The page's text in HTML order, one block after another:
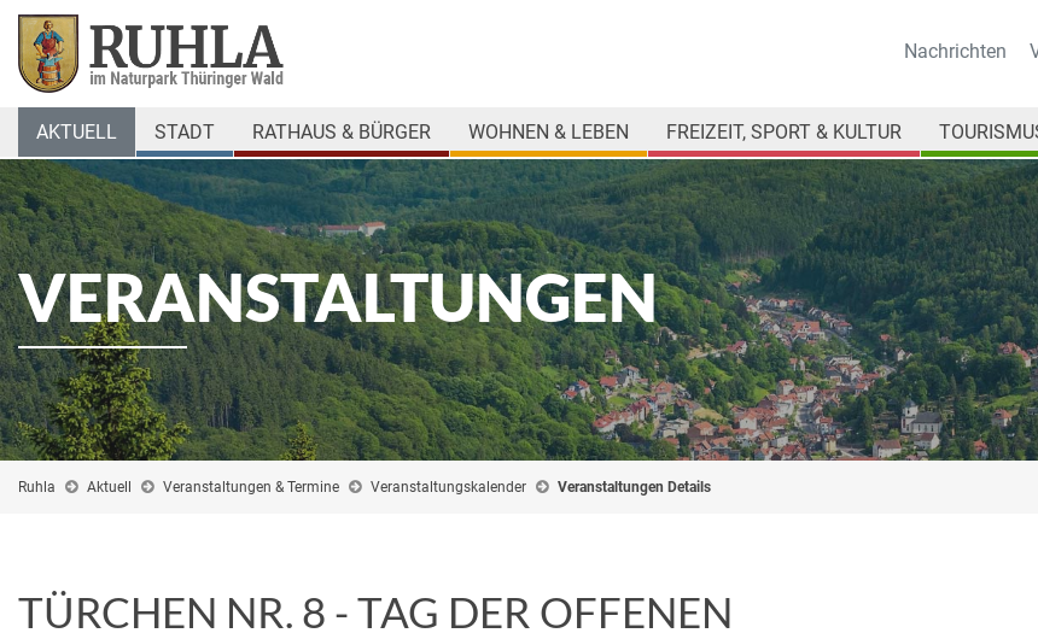
Nachrichten
AKTUELL STADT RATHAUS & BÜRGER WOHNEN & LEBEN FREIZEIT, SPORT & KULTUR
VERANSTALTUNGEN
Ruhla Aktuell Veranstaltungen & Termine Veranstaltungskalender Veranstaltungen Details
TÜRCHEN NR. 8 - TAG DER OFFENEN